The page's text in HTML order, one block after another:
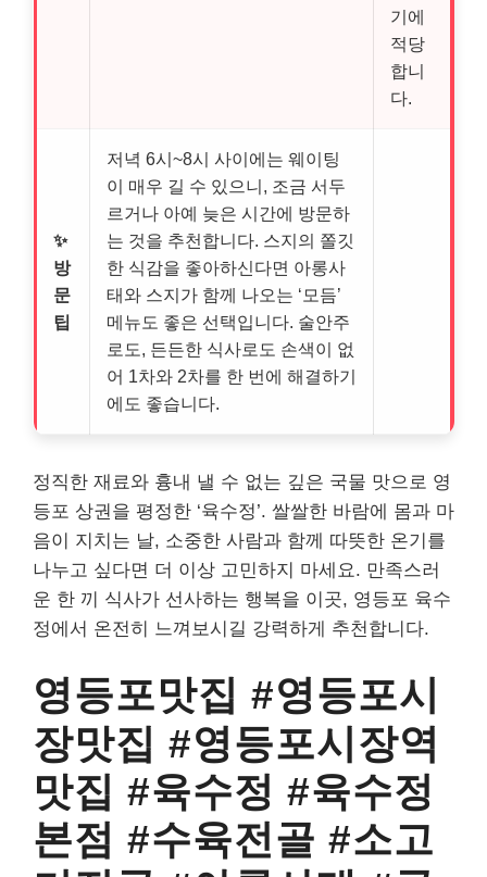
기에
적당
합니
다.
✨
방
문
팁
저녁 6시~8시 사이에는 웨이팅
이 매우 길 수 있으니, 조금 서두
르거나 아예 늦은 시간에 방문하
는 것을 추천합니다. 스지의 쫄깃
한 식감을 좋아하신다면 아롱사
태와 스지가 함께 나오는 ‘모듬’
메뉴도 좋은 선택입니다. 술안주
로도, 든든한 식사로도 손색이 없
어 1차와 2차를 한 번에 해결하기
에도 좋습니다.
정직한 재료와 흉내 낼 수 없는 깊은 국물 맛으로 영
등포 상권을 평정한 ‘육수정’. 쌀쌀한 바람에 몸과 마
음이 지치는 날, 소중한 사람과 함께 따뜻한 온기를
나누고 싶다면 더 이상 고민하지 마세요. 만족스러
운 한 끼 식사가 선사하는 행복을 이곳, 영등포 육수
정에서 온전히 느껴보시길 강력하게 추천합니다.
영등포맛집 #영등포시
장맛집 #영등포시장역
맛집 #육수정 #육수정
본점 #수육전골 #소고